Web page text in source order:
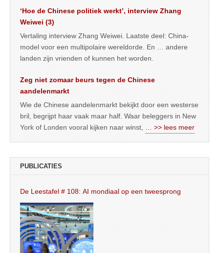
‘Hoe de Chinese politiek werkt’, interview Zhang
Weiwei (3)
Vertaling interview Zhang Weiwei. Laatste deel: China-
model voor een multipolaire wereldorde. En … andere
landen zijn vrienden of kunnen het worden.
Zeg niet zomaar beurs tegen de Chinese
aandelenmarkt
Wie de Chinese aandelenmarkt bekijkt door een westerse
bril, begrijpt haar vaak maar half. Waar beleggers in New
York of Londen vooral kijken naar winst,
… >> lees meer
PUBLICATIES
De Leestafel # 108: AI mondiaal op een tweesprong